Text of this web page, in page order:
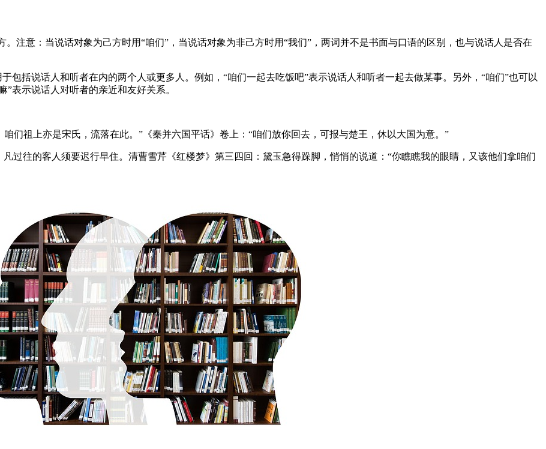
。注意：当说话对象为己方时用“咱们”，当说话对象为非己方时用“我们”，两词并不是书面与口语的区别，也与说话人是否在
包括说话人和听者在内的两个人或更多人。例如，“咱们一起去吃饭吧”表示说话人和听者一起去做某事。另外，“咱们”也可以
表示说话人对听者的亲近和友好关系。
们祖上亦是宋氏，流落在此。”《秦并六国平话》卷上：“咱们放你回去，可报与楚王，休以大国为意。”
过往的客人须要迟行早住。清曹雪芹《红楼梦》第三四回：黛玉急得跺脚，悄悄的说道：“你瞧瞧我的眼睛，又该他们拿咱们